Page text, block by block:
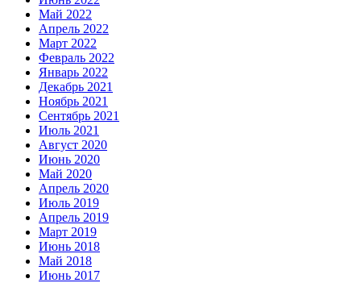
Май 2022
Апрель 2022
Март 2022
Февраль 2022
Январь 2022
Декабрь 2021
Ноябрь 2021
Сентябрь 2021
Июль 2021
Август 2020
Июнь 2020
Май 2020
Апрель 2020
Июль 2019
Апрель 2019
Март 2019
Июнь 2018
Май 2018
Июнь 2017